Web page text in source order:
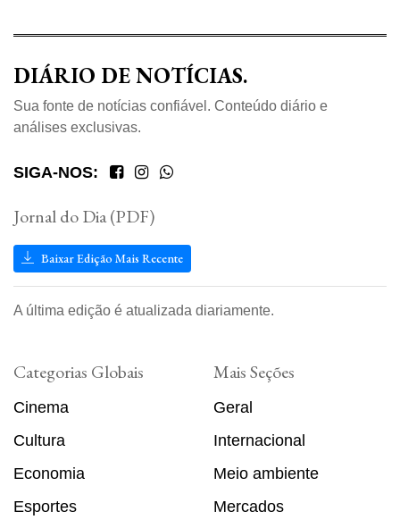
DIÁRIO DE NOTÍCIAS.
Sua fonte de notícias confiável. Conteúdo diário e
análises exclusivas.
SIGA-NOS:
Jornal do Dia (PDF)
Baixar Edição Mais Recente
A última edição é atualizada diariamente.
Categorias Globais
Cinema
Cultura
Economia
Esportes
Mais Seções
Geral
Internacional
Meio ambiente
Mercados